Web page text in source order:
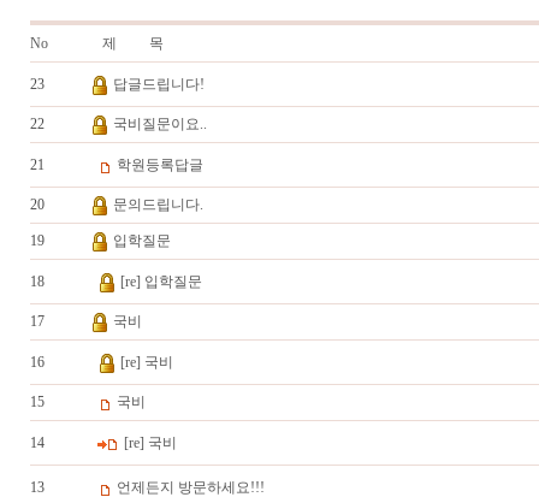
No 제 목
23 답글드립니다!
22 국비질문이요..
21 학원등록답글
20 문의드립니다.
19 입학질문
18 [re] 입학질문
17 국비
16 [re] 국비
15 국비
14 [re] 국비
13 언제든지 방문하세요!!!